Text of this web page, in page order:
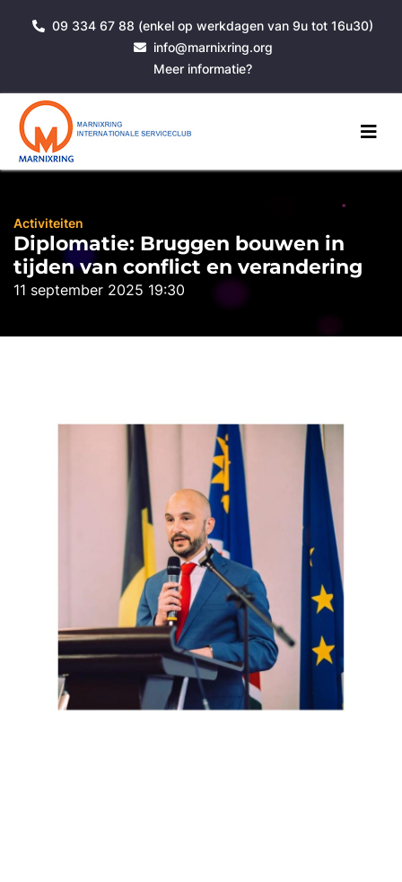
09 334 67 88 (enkel op werkdagen van 9u tot 16u30)
info@marnixring.org
Meer informatie?
Activiteiten
Diplomatie: Bruggen bouwen in
tijden van conflict en verandering
11 september 2025 19:30